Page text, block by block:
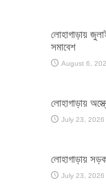
লোহাগাড়ায়
সমাবেশ
August 6,
লোহাগাড়ায়
July 23, 2026
লোহাগাড়ায়
July 23, 2026